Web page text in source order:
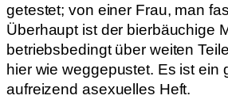
getestet; von einer Frau, man
Überhaupt ist der bierbäuchige
betriebsbedingt über weiten
hier wie weggepustet. Es ist ein
aufreizend asexuelles Heft.